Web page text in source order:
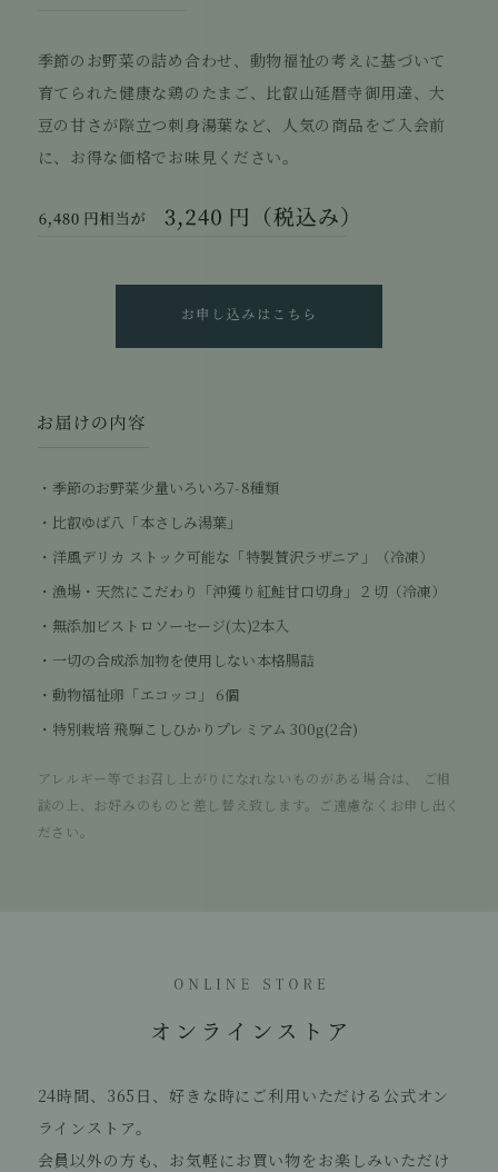
季節のお野菜の詰め合わせ、動物福祉の考えに基づいて
育てられた健康な鶏のたまご、比叡山延暦寺御用達、大
豆の甘さが際立つ刺身湯葉など、人気の商品をご入会前
に、お得な価格でお味見ください。
季節のお野菜少量いろいろ7-8種類
比叡ゆば八「本さしみ湯葉」
洋風デリカ ストック可能な「特製賛沢ラザニア」（冷凍）
漁場・天然にこだわり「沖獲り紅鮭甘口切身」２切（冷凍）
無添加ビストロソーセージ(太)2本入
一切の合成添加物を使用しない本格腸詰
動物福祉卵「エコッコ」 6個
特別栽培 飛騨こしひかりプレミアム 300g(2合)
アレルギー等でお召し上がりになれないものがある場合は、 ご相
談の上、お好みのものと差し替え致します。ご遠慮なくお申し出く
ださい。
24時間、365日、好きな時にご利用いただける公式オン
ラインストア。
会員以外の方も、お気軽にお買い物をお楽しみいただけ